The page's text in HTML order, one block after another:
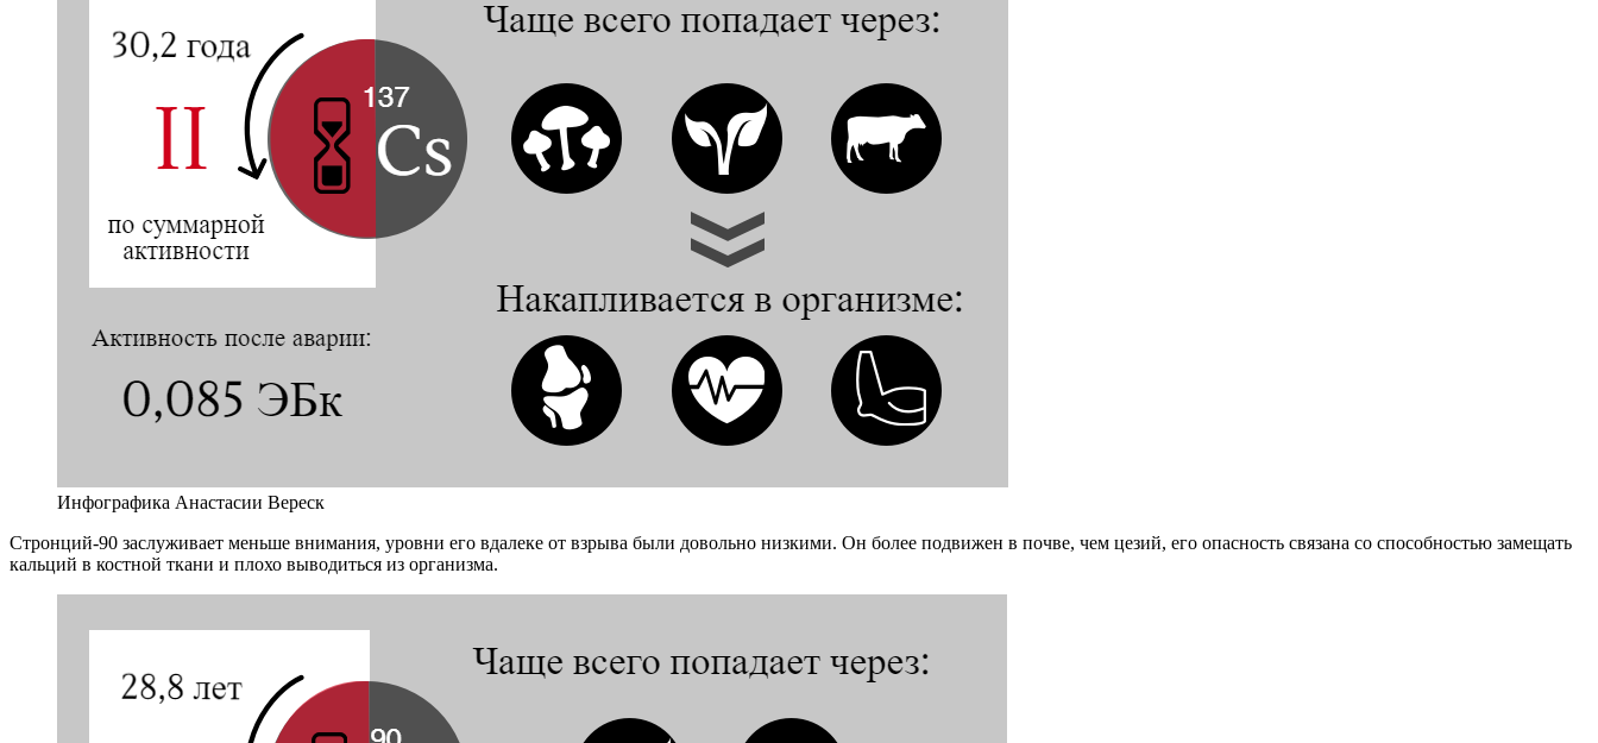
Инфографика Анастасии Вереск
Стронций-90 заслуживает меньше внимания, уровни его вдалеке от взрыва были довольно низкими. Он более подвижен в почве, чем цезий, его опасность связана со способностью замещать
кальций в костной ткани и плохо выводиться из организма.